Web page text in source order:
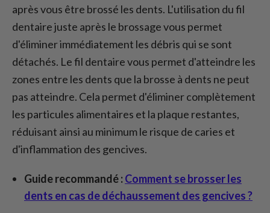
après vous être brossé les dents. L'utilisation du fil
dentaire juste après le brossage vous permet
d'éliminer immédiatement les débris qui se sont
détachés. Le fil dentaire vous permet d'atteindre les
zones entre les dents que la brosse à dents ne peut
pas atteindre. Cela permet d'éliminer complètement
les particules alimentaires et la plaque restantes,
réduisant ainsi au minimum le risque de caries et
d'inflammation des gencives.
Guide recommandé :Comment se brosser les
dents en cas de déchaussement des gencives ?